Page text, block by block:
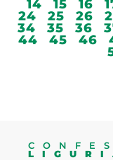
14
15 16
24
25 26
34
35 36
44
45 46